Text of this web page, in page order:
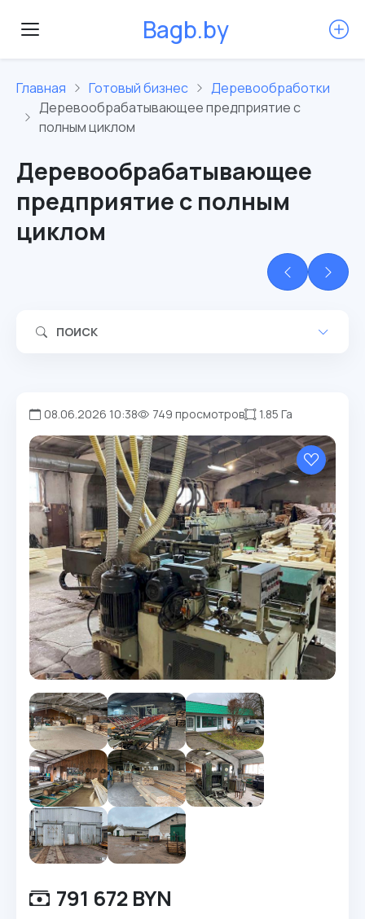
Bagb.by
Главная Готовый бизнес
Деревообработки
Деревообрабатывающее предприятие с
полным циклом
Деревообрабатывающее
предприятие с полным
циклом
ПОИСК
08.06.2026 10:38 749 просмотров 1.85 Га
791 672 BYN